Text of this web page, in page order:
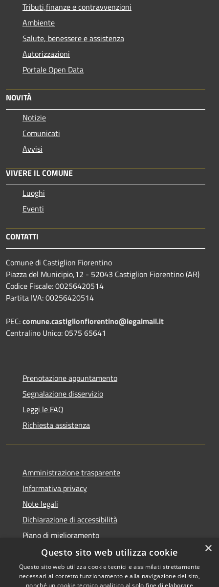
Tributi,finanze e contravvenzioni
Ambiente
Salute, benessere e assistenza
Autorizzazioni
Portale Open Data
NOVITÀ
Notizie
Comunicati
Avvisi
VIVERE IL COMUNE
Luoghi
Eventi
CONTATTI
Comune di Castiglion Fiorentino
Piazza del Municipio,12 - 52043 Castiglion Fiorentino (AR)
Codice Fiscale: 00256420514
Partita IVA: 00256420514
PEC:comune.castiglionfiorentino@legalmail.it
Centralino Unico: 0575 65641
Prenotazione appuntamento
Segnalazione disservizio
Leggi le FAQ
Richiesta assistenza
Amministrazione trasparente
Informativa privacy
Note legali
Dichiarazione di accessibilità
Piano di miglioramento
Copyright © 2026 • Comune di
×
Questo sito web utilizza cookie
Questo sito web utilizza cookie tecnici e assimilati strettamente
necessari al corretto funzionamento e alla navigazione del sito,
nonché un cookie tecnico analitico al solo fine di elaborare